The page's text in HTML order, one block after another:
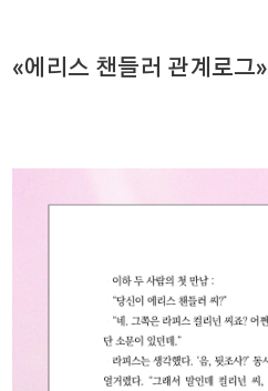
«에리스 챈들러 관계로그»